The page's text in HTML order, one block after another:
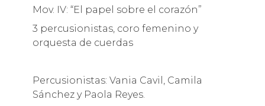
Mov. IV: “El papel sobre el corazón”
3 percusionistas, coro femenino y
orquesta de cuerdas
Percusionistas: Vania Cavil, Camila
Sánchez y Paola Reyes.